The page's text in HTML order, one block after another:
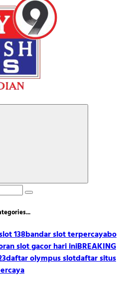
138bandar slot terpercayabo
slot gacor hari iniBREAKING
daftar olympus slotdaftar situs